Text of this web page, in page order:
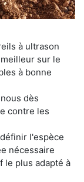
à ultrason
sur le
à bonne
dès
contre les
l'espèce
nécessaire
le plus adapté à